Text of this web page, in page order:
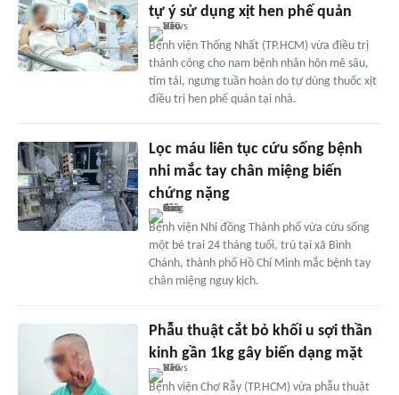
tự ý sử dụng xịt hen phế quản
Bệnh viện Thống Nhất (TP.HCM) vừa điều trị
thành công cho nam bệnh nhân hôn mê sâu,
tím tái, ngưng tuần hoàn do tự dùng thuốc xịt
điều trị hen phế quản tại nhà.
Lọc máu liên tục cứu sống bệnh
nhi mắc tay chân miệng biến
chứng nặng
Bệnh viện Nhi đồng Thành phố vừa cứu sống
một bé trai 24 tháng tuổi, trú tại xã Bình
Chánh, thành phố Hồ Chí Minh mắc bệnh tay
chân miệng nguy kịch.
Phẫu thuật cắt bỏ khối u sợi thần
kinh gần 1kg gây biến dạng mặt
Bệnh viện Chợ Rẫy (TP.HCM) vừa phẫu thuật